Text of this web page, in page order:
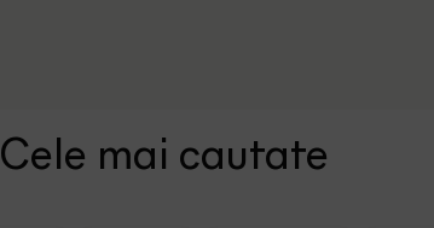
Cele mai cautate